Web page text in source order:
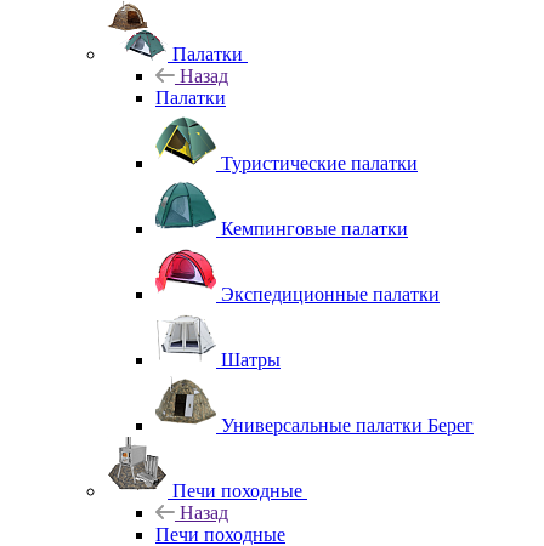
Палатки
Назад
Палатки
Туристические палатки
Кемпинговые палатки
Экспедиционные палатки
Шатры
Универсальные палатки Берег
Печи походные
Назад
Печи походные